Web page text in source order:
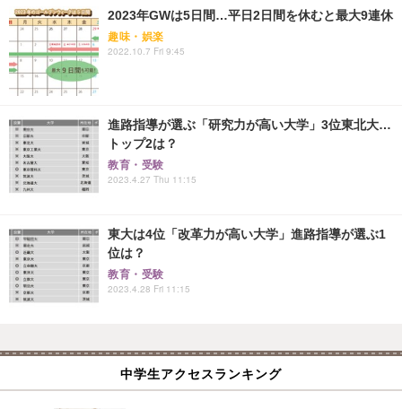
2023年GWは5日間…平日2日間を休むと最大9連休
趣味・娯楽
2022.10.7 Fri 9:45
進路指導が選ぶ「研究力が高い大学」3位東北大…
トップ2は？
教育・受験
2023.4.27 Thu 11:15
東大は4位「改革力が高い大学」進路指導が選ぶ1
位は？
教育・受験
2023.4.28 Fri 11:15
中学生アクセスランキング